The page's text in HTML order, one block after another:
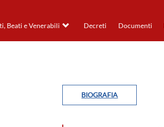
Beati e Venerabili Decreti Documenti
BIOGRAFIA